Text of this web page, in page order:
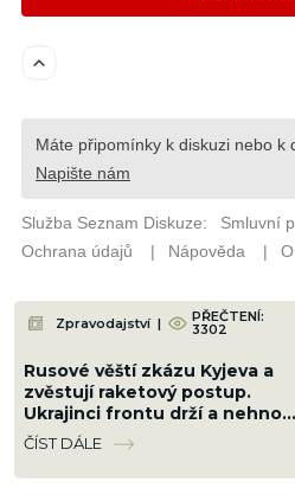
Zpravodajství | PŘEČTENÍ:
3302
Rusové věští zkázu Kyjeva a
zvěstují raketový postup.
Ukrajinci frontu drží a nehnou
se ani o metr
ČÍST DÁLE